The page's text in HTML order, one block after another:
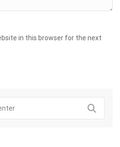
in this browser for the next